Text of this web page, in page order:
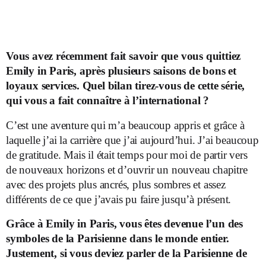
Vous avez récemment fait savoir que vous quittiez
Emily in Paris, après plusieurs saisons de bons et
loyaux services. Quel bilan tirez-vous de cette série,
qui vous a fait connaître à l’international ?
C’est une aventure qui m’a beaucoup appris et grâce à
laquelle j’ai la carrière que j’ai aujourd’hui. J’ai beaucoup
de gratitude. Mais il était temps pour moi de partir vers
de nouveaux horizons et d’ouvrir un nouveau chapitre
avec des projets plus ancrés, plus sombres et assez
différents de ce que j’avais pu faire jusqu’à présent.
Grâce à Emily in Paris, vous êtes devenue l’un des
symboles de la Parisienne dans le monde entier.
Justement, si vous deviez parler de la Parisienne de